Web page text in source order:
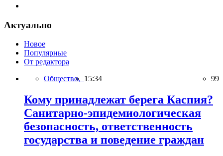
Актуально
Новое
Популярные
От редактора
Общество, 15:34 99
Кому принадлежат берега Каспия?
Санитарно-эпидемиологическая
безопасность, ответственность
государства и поведение граждан